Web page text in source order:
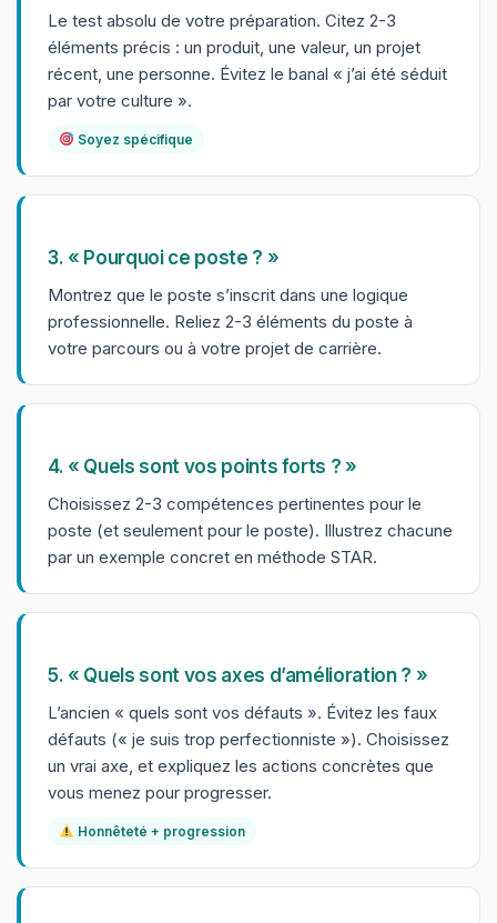
Le test absolu de votre préparation. Citez 2-3
éléments précis : un produit, une valeur, un projet
récent, une personne. Évitez le banal « j’ai été séduit
par votre culture ».
Soyez spécifique
3. « Pourquoi ce poste ? »
Montrez que le poste s’inscrit dans une logique
professionnelle. Reliez 2-3 éléments du poste à
votre parcours ou à votre projet de carrière.
4. « Quels sont vos points forts ? »
Choisissez 2-3 compétences pertinentes pour le
poste (et seulement pour le poste). Illustrez chacune
par un exemple concret en méthode STAR.
5. « Quels sont vos axes d’amélioration ? »
L’ancien « quels sont vos défauts ». Évitez les faux
défauts (« je suis trop perfectionniste »). Choisissez
un vrai axe, et expliquez les actions concrètes que
vous menez pour progresser.
Honnêteté + progression